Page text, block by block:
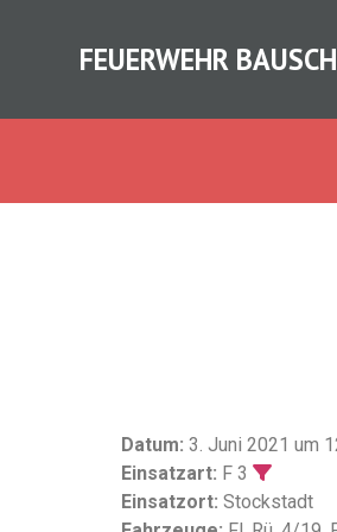
FEUERWEHR
Datum: 3. Juni 2021 um
Einsatzart: F 3
Einsatzort: Stockstadt